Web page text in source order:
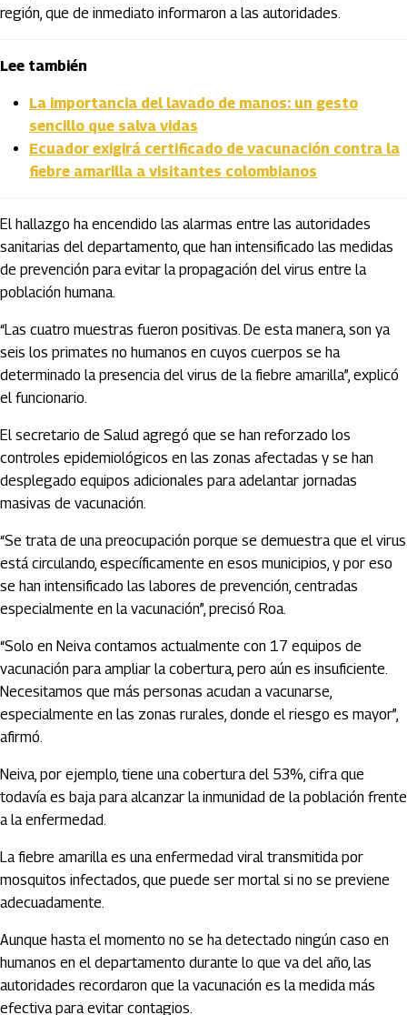
región, que de inmediato informaron a las autoridades.
Lee también
La importancia del lavado de manos: un gesto
sencillo que salva vidas
Ecuador exigirá certificado de vacunación contra la
fiebre amarilla a visitantes colombianos
El hallazgo ha encendido las alarmas entre las autoridades
sanitarias del departamento, que han intensificado las medidas
de prevención para evitar la propagación del virus entre la
población humana.
“Las cuatro muestras fueron positivas. De esta manera, son ya
seis los primates no humanos en cuyos cuerpos se ha
determinado la presencia del virus de la fiebre amarilla”, explicó
el funcionario.
El secretario de Salud agregó que se han reforzado los
controles epidemiológicos en las zonas afectadas y se han
desplegado equipos adicionales para adelantar jornadas
masivas de vacunación.
“Se trata de una preocupación porque se demuestra que el virus
está circulando, específicamente en esos municipios, y por eso
se han intensificado las labores de prevención, centradas
especialmente en la vacunación”, precisó Roa.
“Solo en Neiva contamos actualmente con 17 equipos de
vacunación para ampliar la cobertura, pero aún es insuficiente.
Necesitamos que más personas acudan a vacunarse,
especialmente en las zonas rurales, donde el riesgo es mayor”,
afirmó.
Neiva, por ejemplo, tiene una cobertura del 53%, cifra que
todavía es baja para alcanzar la inmunidad de la población frente
a la enfermedad.
La fiebre amarilla es una enfermedad viral transmitida por
mosquitos infectados, que puede ser mortal si no se previene
adecuadamente.
Aunque hasta el momento no se ha detectado ningún caso en
humanos en el departamento durante lo que va del año, las
autoridades recordaron que la vacunación es la medida más
efectiva para evitar contagios.